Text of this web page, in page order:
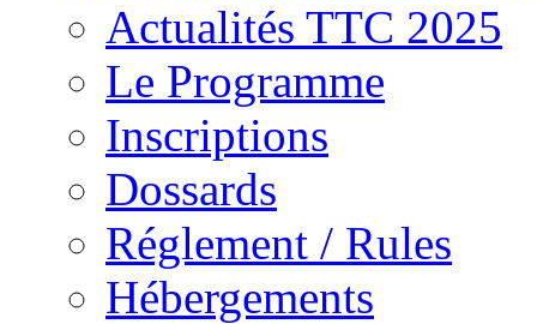
Actualités TTC 2025
Le Programme
Inscriptions
Dossards
Réglement / Rules
Hébergements